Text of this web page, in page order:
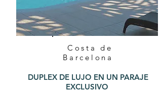
Costa de
Barcelona
DUPLEX DE LUJO EN UN PARAJE
EXCLUSIVO